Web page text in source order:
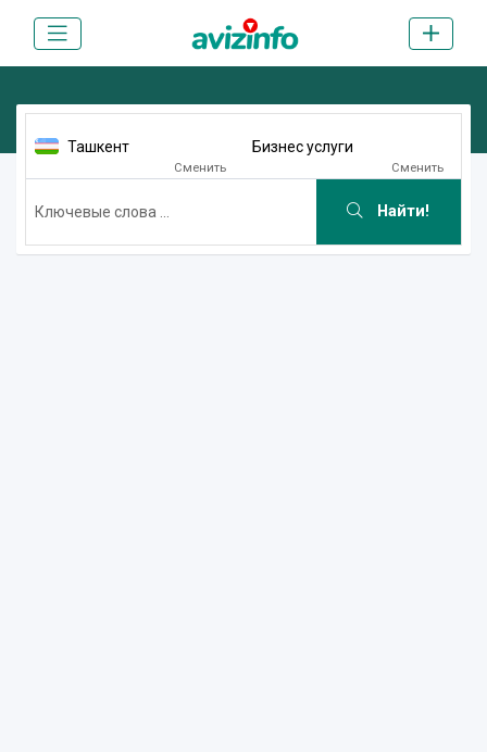
Ташкент
Сменить
Бизнес услуги
Сменить
Найти!